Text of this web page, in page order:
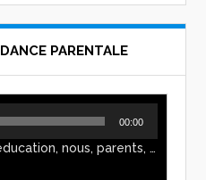
PARENTALE
00:00
En matière d'éducation, nous, parents, avons l'impression de faire preuve d'autorité. Mais n'est-ce pas, parfois, plutôt un jeu de pouvoir ? Ce podcast vous permettra d'y voir plus clair !